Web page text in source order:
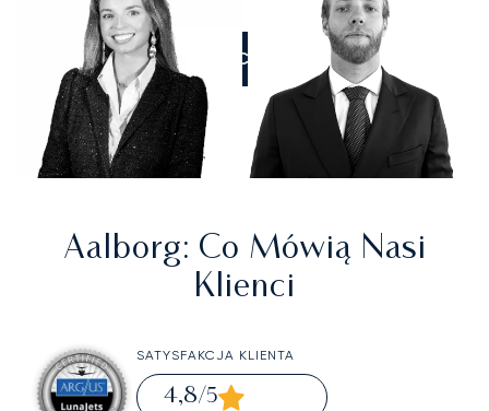
ZADZWOŃCIE DO NAS
Aalborg: Co Mówią Nasi
Klienci
SATYSFAKCJA KLIENTA
4,8/5